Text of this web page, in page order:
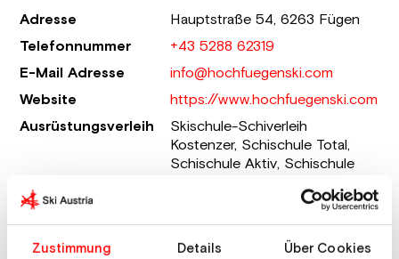
Zustimmung Details Über Cookies
Adresse
Hauptstraße 54, 6263 Fügen
Telefonnummer
+43 5288 62319
E-Mail Adresse
info@hochfuegenski.com
Website
https://www.hochfuegenski.com
Ausrüstungsverleih
Skischule-Schiverleih
Kostenzer, Schischule Total,
Schischule Aktiv, Schischule
Besondere
Angebote
Gruppenermäßigungen,
Schülergruppenermäßigungen,
Skilehrerermäßigungen,